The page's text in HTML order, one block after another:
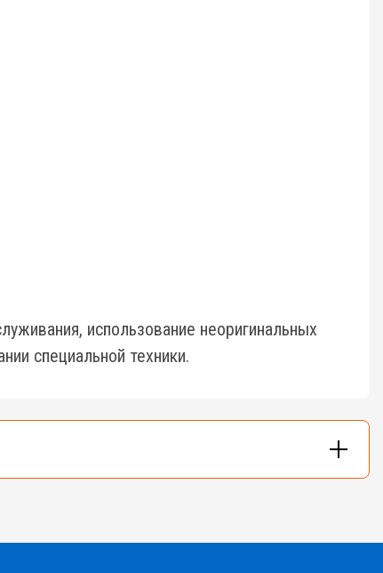
использование неоригинальных
специальной техники.